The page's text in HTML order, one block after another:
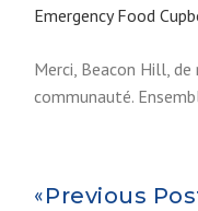
Emergency Food
Merci, Beacon Hill,
communauté.
Previous